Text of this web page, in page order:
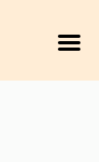
Menu